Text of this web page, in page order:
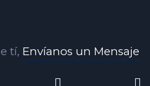
tí, Envíanos un Mensaje